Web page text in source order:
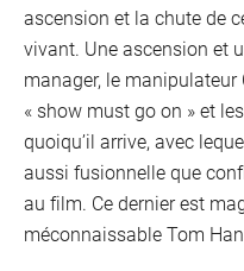
ascension et la chute de
vivant. Une ascension et
manager, le
« show must go on » et
quoiqu’il arrive, avec
aussi fusionnelle que
au film. Ce dernier est
méconnaissable Tom